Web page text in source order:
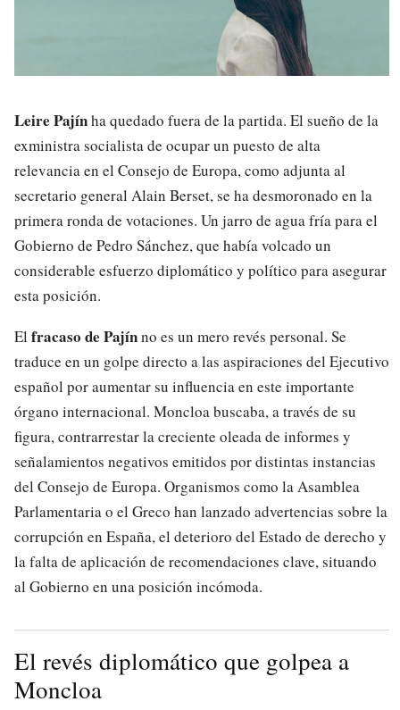
Leire Pajínha quedado fuera de la partida. El sueño de la
exministra socialista de ocupar un puesto de alta
relevancia en el Consejo de Europa, como adjunta al
secretario general Alain Berset, se ha desmoronado en la
primera ronda de votaciones. Un jarro de agua fría para el
Gobierno de Pedro Sánchez, que había volcado un
considerable esfuerzo diplomático y político para asegurar
esta posición.
El fracaso de Pajínno es un mero revés personal. Se
traduce en un golpe directo a las aspiraciones del Ejecutivo
español por aumentar su influencia en este importante
órgano internacional. Moncloa buscaba, a través de su
figura, contrarrestar la creciente oleada de informes y
señalamientos negativos emitidos por distintas instancias
del Consejo de Europa. Organismos como la Asamblea
Parlamentaria o el Greco han lanzado advertencias sobre la
corrupción en España, el deterioro del Estado de derecho y
la falta de aplicación de recomendaciones clave, situando
al Gobierno en una posición incómoda.
El revés diplomático que golpea a
Moncloa